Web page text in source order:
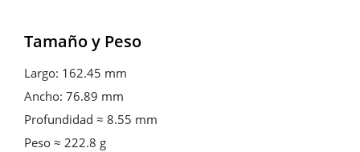
Tamaño y Peso
Largo: 162.45 mm
Ancho: 76.89 mm
Profundidad ≈ 8.55 mm
Peso ≈ 222.8 g